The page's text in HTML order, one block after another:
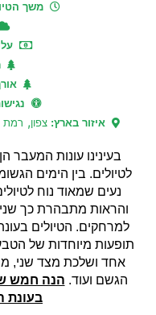
משך
איזור בארץ: צפון, רמת
בעינינו עונות המעבר
לטיולים. בין הימים
נעים שמאוד נוח
והראות מתבהרת כך
למרחקים. הטיולים
תופעות מיוחדות של
אחד ושלכת מצד שני,
הגשם ועוד. הנה חמש
בעונת